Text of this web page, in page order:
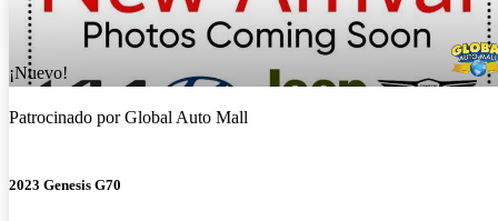
¡Nuevo!
Patrocinado porGlobal Auto Mall
2023 Genesis G70